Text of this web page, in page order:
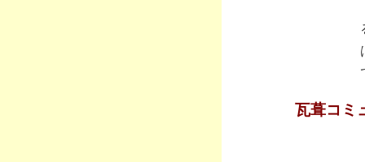
瓦葺コミ